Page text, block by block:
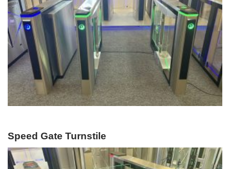
Speed Gate Turnstile